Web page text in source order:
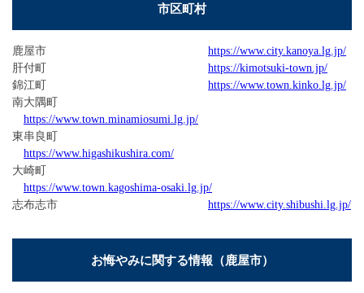
市区町村
鹿屋市
https://www.city.kanoya.lg.jp/
肝付町
https://kimotsuki-town.jp/
錦江町
https://www.town.kinko.lg.jp/
南大隅町
https://www.town.minamiosumi.lg.jp/
東串良町
https://www.higashikushira.com/
大崎町
https://www.town.kagoshima-osaki.lg.jp/
志布志市
https://www.city.shibushi.lg.jp/
お悔やみに関する情報（鹿屋市）